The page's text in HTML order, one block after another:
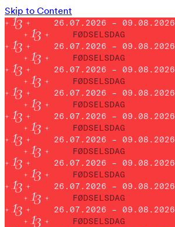
Skip to Content
26.07.2026 – 09.08.2026
FØDSELSDAG
26.07.2026 – 09.08.2026
FØDSELSDAG
26.07.2026 – 09.08.2026
FØDSELSDAG
26.07.2026 – 09.08.2026
FØDSELSDAG
26.07.2026 – 09.08.2026
FØDSELSDAG
26.07.2026 – 09.08.2026
FØDSELSDAG
26.07.2026 – 09.08.2026
FØDSELSDAG
26.07.2026 – 09.08.2026
FØDSELSDAG
26.07.2026 – 09.08.2026
FØDSELSDAG